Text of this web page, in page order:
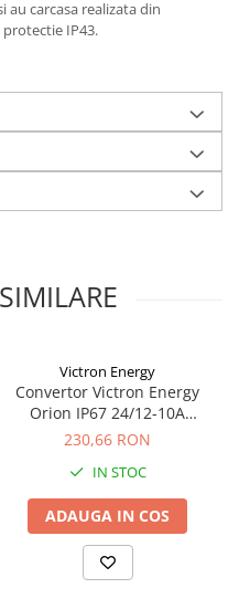
carcasa realizata din
IP43.
Victron Energy
Convertor Victron Energy
Orion IP67 24/12-10A
(120W)
230,66 RON
IN STOC
ADAUGA IN COS